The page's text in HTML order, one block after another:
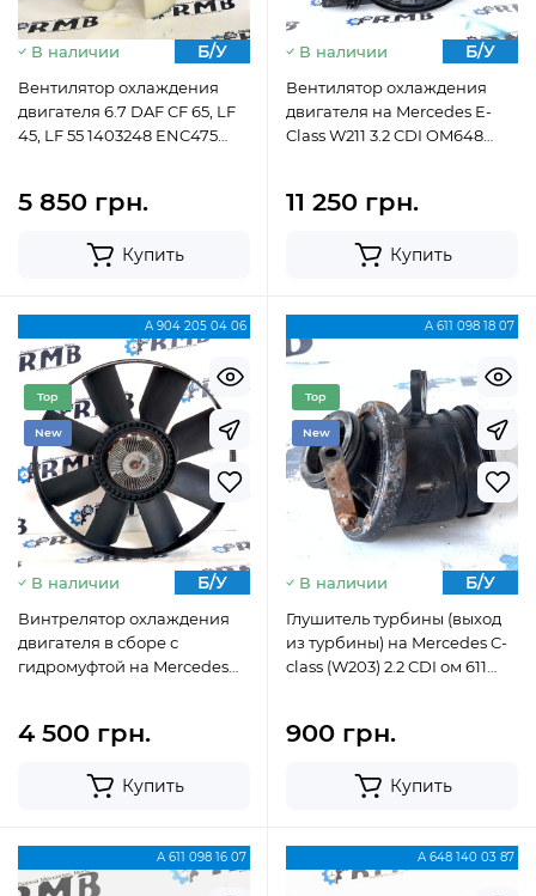
В наличии Б/У
Вентилятор охлаждения
двигателя 6.7 DAF CF 65, LF
45, LF 55 1403248 ENC475
5 850 грн.
Купить
В наличии Б/У
Вентилятор охлаждения
двигателя на Mercedes E-
Class W211 3.2 CDI OM648
11 250 грн.
Купить
A 904 205 04 06
Top
New
В наличии Б/У
Винтрелятор охлаждения
двигателя в сборе с
гидромуфтой на Mercedes
4 500 грн.
Купить
A 611 098 18 07
Top
New
В наличии Б/У
Глушитель турбины (выход
из турбины) на Mercedes C-
class (W203) 2.2 CDI ом 611
900 грн.
Купить
A 611 098 16 07 A 648 140 03 87